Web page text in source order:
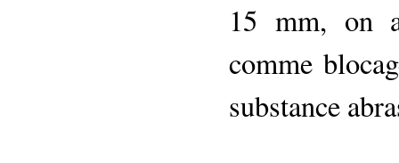
15 mm, on
comme
substance